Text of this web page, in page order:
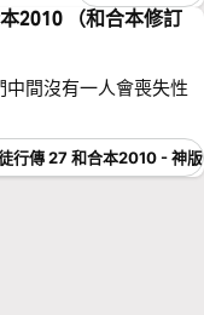
2010 （和合本修訂
間沒有一人會喪失性
行傳 27 和合本2010 - 神版